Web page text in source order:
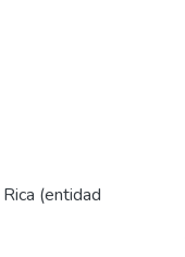
(entidad